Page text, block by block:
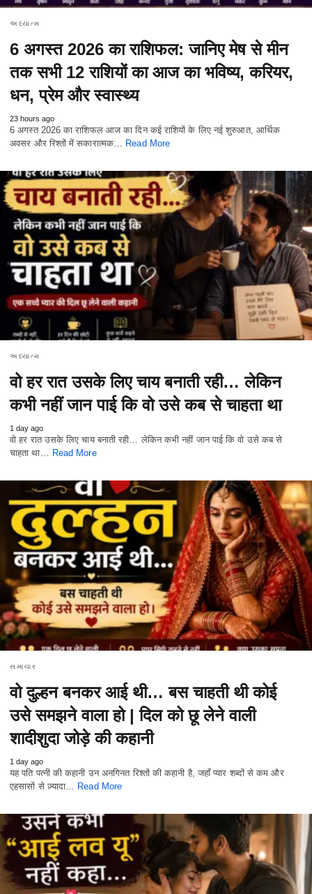
અધ્યાત્મ
6 अगस्त 2026 का राशिफल: जानिए मेष से मीन
तक सभी 12 राशियों का आज का भविष्य, करियर,
धन, प्रेम और स्वास्थ्य
23 hours ago
6 अगस्त 2026 का राशिफल आज का दिन कई राशियों के लिए नई शुरुआत, आर्थिक
अवसर और रिश्तों में सकारात्मक…
Read More
અધ્યાત્મ
वो हर रात उसके लिए चाय बनाती रही… लेकिन
कभी नहीं जान पाई कि वो उसे कब से चाहता था
1 day ago
वो हर रात उसके लिए चाय बनाती रही… लेकिन कभी नहीं जान पाई कि वो उसे कब से
चाहता था… Read More
સમાચાર
वो दुल्हन बनकर आई थी… बस चाहती थी कोई
उसे समझने वाला हो | दिल को छू लेने वाली
शादीशुदा जोड़े की कहानी
1 day ago
यह पति पत्नी की कहानी उन अनगिनत रिश्तों की कहानी है, जहाँ प्यार शब्दों से कम और
एहसासों से ज़्यादा… Read More